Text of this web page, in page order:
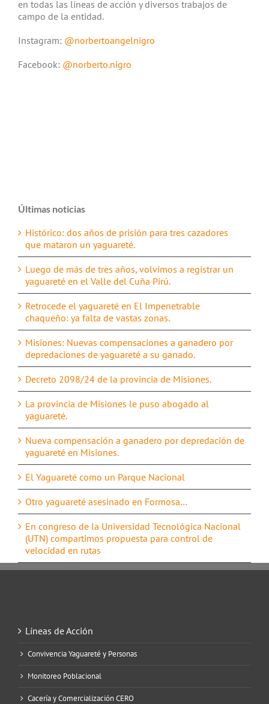
en todas las líneas de acción y diversos trabajos de
campo de la entidad.
Instagram: @norbertoangelnigro
Facebook: @norberto.nigro
Últimas noticias
Histórico: dos años de prisión para tres cazadores
que mataron un yaguareté.
Luego de más de tres años, volvimos a registrar un
yaguareté en el Valle del Cuña Pirú.
Retrocede el yaguareté en El Impenetrable
chaqueño: ya falta de vastas zonas.
Misiones: Nuevas compensaciones a ganadero por
depredaciones de yaguareté a su ganado.
Decreto 2098/24 de la provincia de Misiones.
La provincia de Misiones le puso abogado al
yaguareté.
Nueva compensación a ganadero por depredación de
yaguareté en Misiones.
El Yaguareté como un Parque Nacional
Otro yaguareté asesinado en Formosa…
En congreso de la Universidad Tecnológica Nacional
(UTN) compartimos propuesta para control de
velocidad en rutas
Líneas de Acción
Convivencia Yaguareté y Personas
Monitoreo Poblacional
Cacería y Comercialización CERO